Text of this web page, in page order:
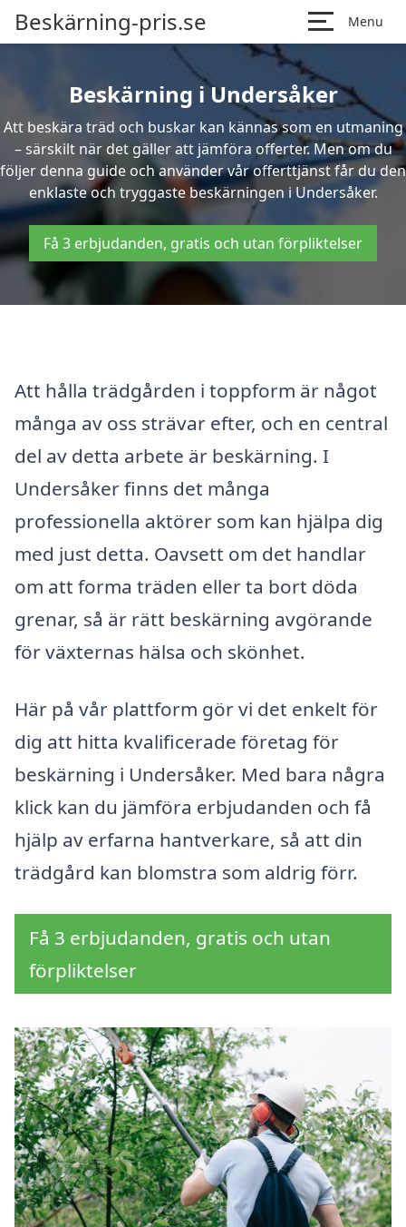
Beskärning-pris.se Menu
Beskärning i Undersåker
Att beskära träd och buskar kan kännas som en utmaning
– särskilt när det gäller att jämföra offerter. Men om du
följer denna guide och använder vår offerttjänst får du den
enklaste och tryggaste beskärningen i Undersåker.
Få 3 erbjudanden, gratis och utan förpliktelser
Att hålla trädgården i toppform är något
många av oss strävar efter, och en central
del av detta arbete är beskärning. I
Undersåker finns det många
professionella aktörer som kan hjälpa dig
med just detta. Oavsett om det handlar
om att forma träden eller ta bort döda
grenar, så är rätt beskärning avgörande
för växternas hälsa och skönhet.
Här på vår plattform gör vi det enkelt för
dig att hitta kvalificerade företag för
beskärning i Undersåker. Med bara några
klick kan du jämföra erbjudanden och få
hjälp av erfarna hantverkare, så att din
trädgård kan blomstra som aldrig förr.
Få 3 erbjudanden, gratis och utan
förpliktelser